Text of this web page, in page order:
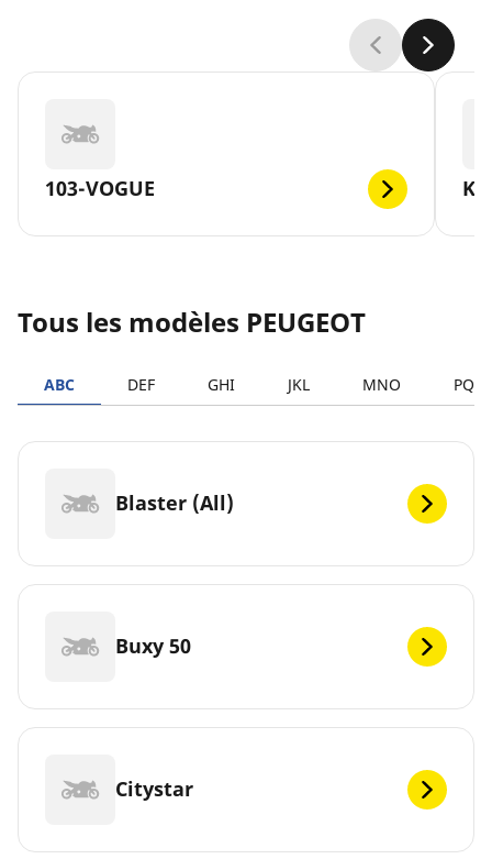
103-VOGUE
Tous les modèles PEUGEOT
ABC DEF GHI JKL MNO PQRS
Blaster (All)
Buxy 50
Citystar